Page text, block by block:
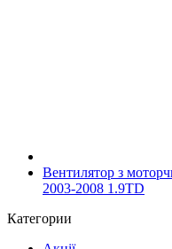
Вентилятор з
2003-2008 1.9TD
Категории